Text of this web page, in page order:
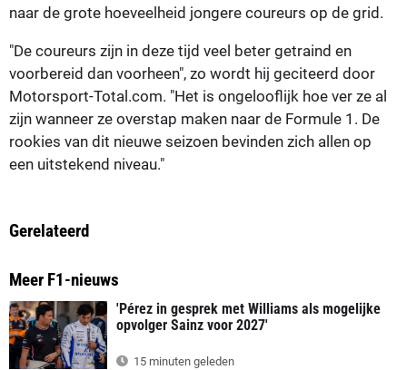
naar de grote hoeveelheid jongere coureurs op de grid.
"De coureurs zijn in deze tijd veel beter getraind en
voorbereid dan voorheen", zo wordt hij geciteerd door
Motorsport-Total.com. "Het is ongelooflijk hoe ver ze al
zijn wanneer ze overstap maken naar de Formule 1. De
rookies van dit nieuwe seizoen bevinden zich allen op
een uitstekend niveau."
Gerelateerd
Meer F1-nieuws
'Pérez in gesprek met Williams als mogelijke
opvolger Sainz voor 2027'
15 minuten geleden